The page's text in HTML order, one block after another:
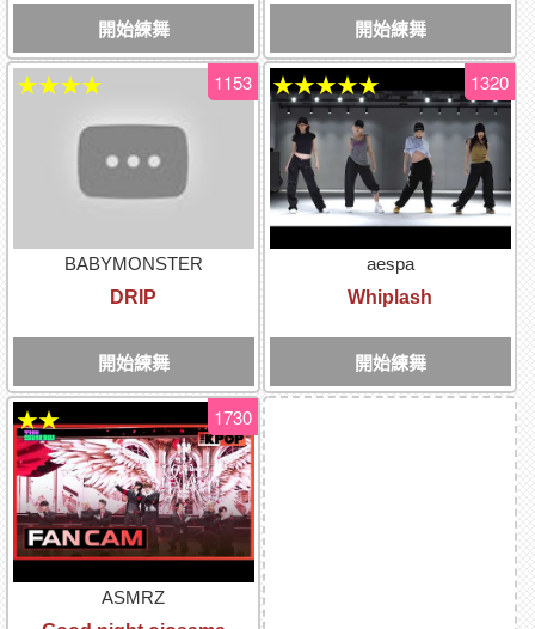
開始練舞 開始練舞
BABYMONSTER
DRIP
開始練舞
1153
★★★★
aespa
Whiplash
開始練舞
1320
★★★★★
ASMRZ
1730
★★